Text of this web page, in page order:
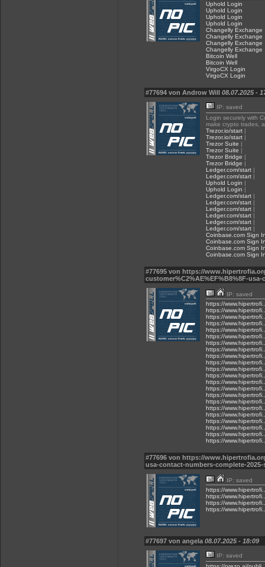
Uphold Login
Uphold Login
Uphold Login
Uphold Login
Changelly Exchange
Changelly Exchange
Changelly Exchange
Changelly Exchange
Bitcoin Well
Bitcoin Well
VirgoCX Login
VirgoCX Login
#77694 von Androw Will 08.07.2025 -
IP: saved
Login securely with
make crypto trades,
Trezor.io/start |
Trezor.io/start |
Trezor Suite |
Trezor Suite |
Trezor Bridge |
Trezor Bridge |
Ledger.com/start |
Ledger.com/start |
Uphold Login |
Uphold Login |
Ledger.com/start |
Ledger.com/start |
Ledger.com/start |
Ledger.com/start |
Ledger.com/start |
Ledger.com/start |
Coinbase.com Sign
Coinbase.com Sign
Coinbase.com Sign
Coinbase.com Sign
#77695 von https://
customer%C2%AE%EF%B8%8F-
IP: saved
https://
https://
https://
https://
https://
https://
https://
https://
https://
https://
https://
https://
https://
https://
https://
https://
https://
https://
https://
https://
https://
https://
#77696 von https://
usa-contact-numbers-complete-
IP: saved
https://
https://
https://
https://
#77697 von angela 08.07.2025 - 18:09
IP: saved